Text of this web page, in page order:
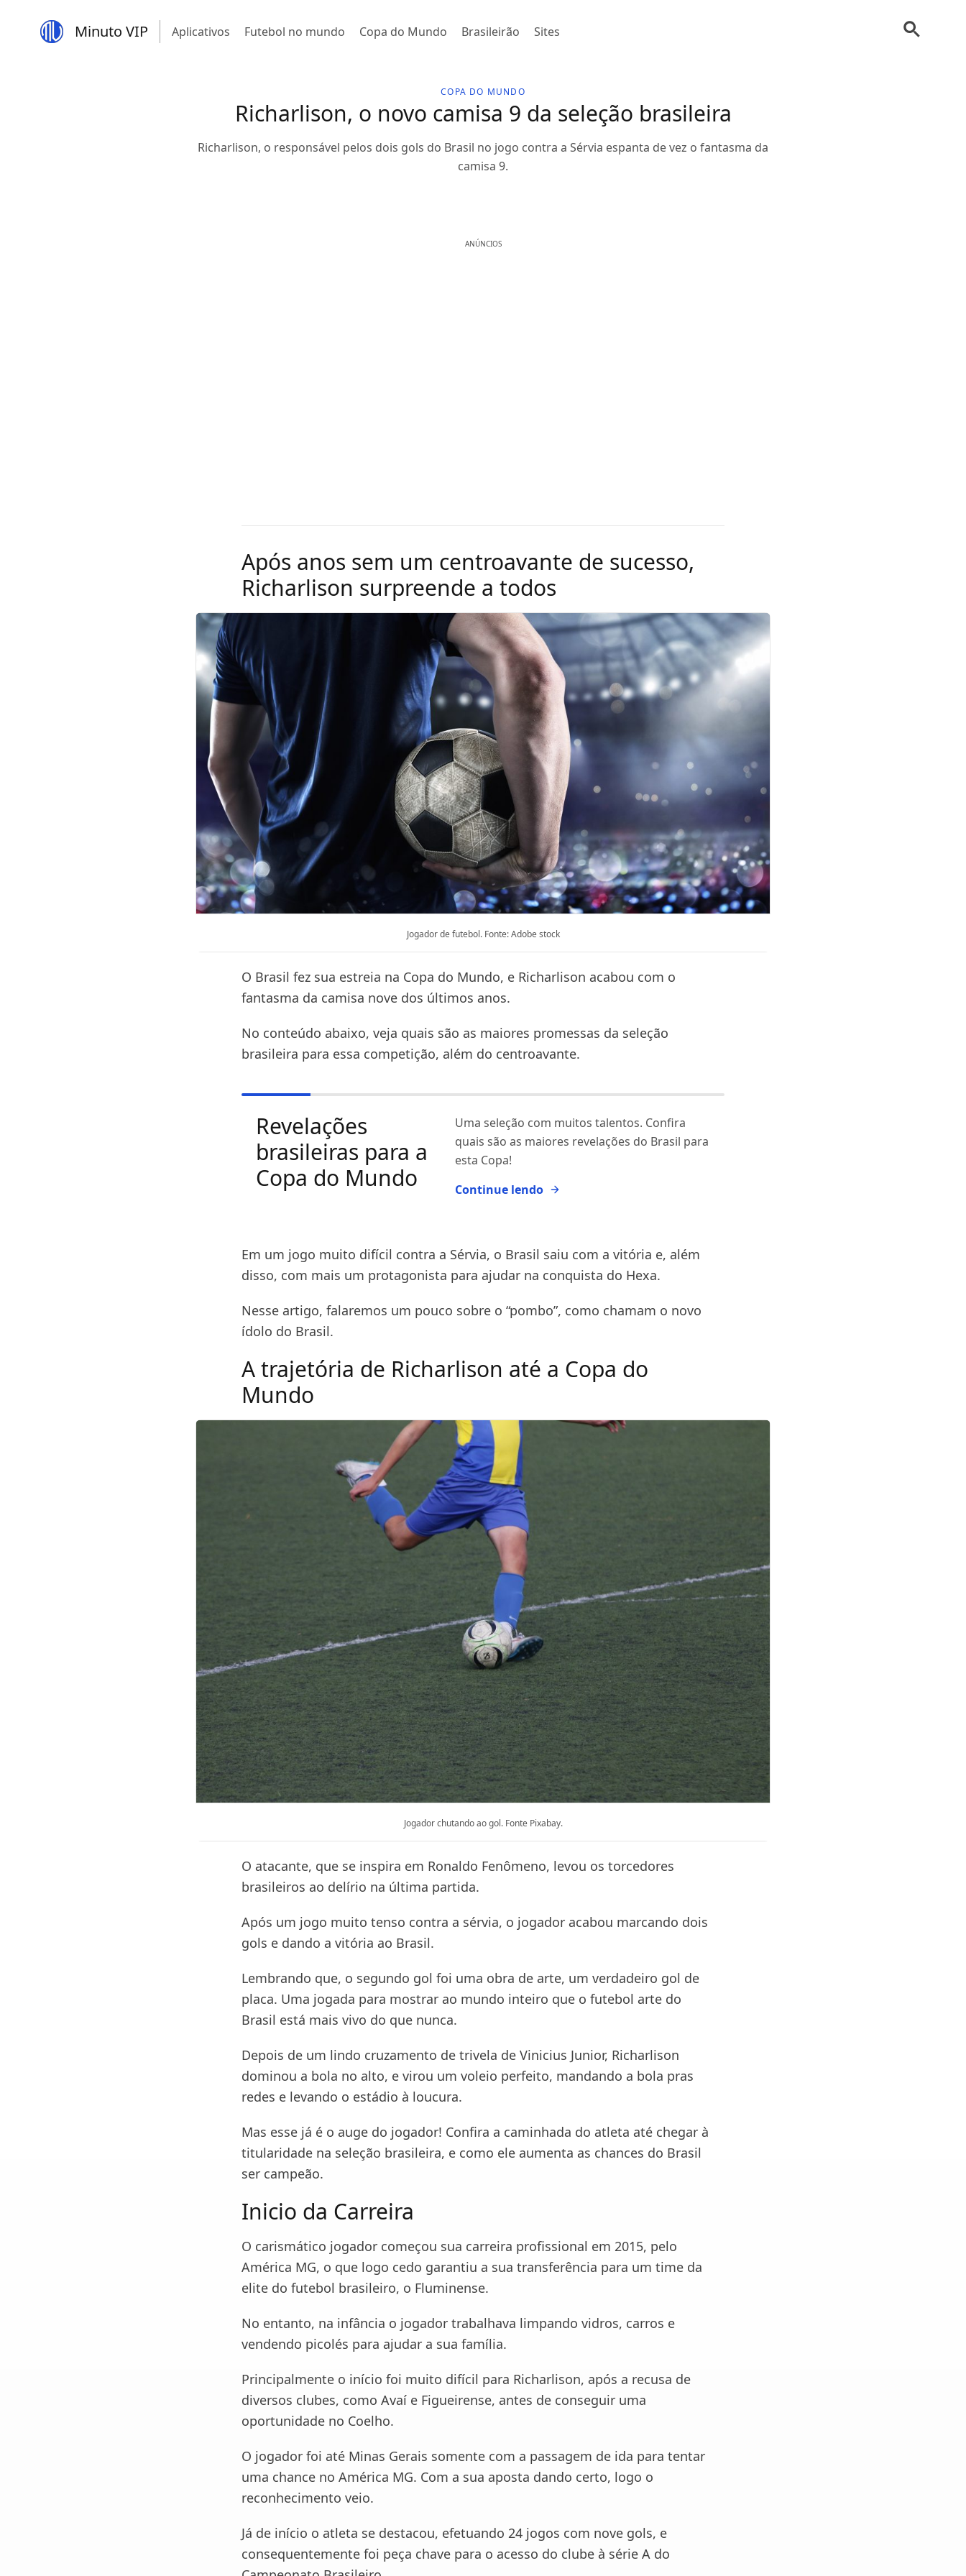
Minuto VIP Aplicativos Futebol no mundo Copa do Mundo Brasileirão Sites
COPA DO MUNDO
Richarlison, o novo camisa 9 da seleção brasileira
Richarlison, o responsável pelos dois gols do Brasil no jogo contra a Sérvia espanta de vez o fantasma da
camisa 9.
ANÚNCIOS
Após anos sem um centroavante de sucesso,
Richarlison surpreende a todos
Jogador de futebol. Fonte: Adobe stock
O Brasil fez sua estreia na Copa do Mundo, e Richarlison acabou com o
fantasma da camisa nove dos últimos anos.
No conteúdo abaixo, veja quais são as maiores promessas da seleção
brasileira para essa competição, além do centroavante.
Revelações
brasileiras para a
Copa do Mundo
Uma seleção com muitos talentos. Confira
quais são as maiores revelações do Brasil para
esta Copa!
Continue lendo
Em um jogo muito difícil contra a Sérvia, o Brasil saiu com a vitória e, além
disso, com mais um protagonista para ajudar na conquista do Hexa.
Nesse artigo, falaremos um pouco sobre o “pombo”, como chamam o novo
ídolo do Brasil.
A trajetória de Richarlison até a Copa do
Mundo
Jogador chutando ao gol. Fonte Pixabay.
O atacante, que se inspira em Ronaldo Fenômeno, levou os torcedores
brasileiros ao delírio na última partida.
Após um jogo muito tenso contra a sérvia, o jogador acabou marcando dois
gols e dando a vitória ao Brasil.
Lembrando que, o segundo gol foi uma obra de arte, um verdadeiro gol de
placa. Uma jogada para mostrar ao mundo inteiro que o futebol arte do
Brasil está mais vivo do que nunca.
Depois de um lindo cruzamento de trivela de Vinicius Junior, Richarlison
dominou a bola no alto, e virou um voleio perfeito, mandando a bola pras
redes e levando o estádio à loucura.
Mas esse já é o auge do jogador! Confira a caminhada do atleta até chegar à
titularidade na seleção brasileira, e como ele aumenta as chances do Brasil
ser campeão.
Inicio da Carreira
O carismático jogador começou sua carreira profissional em 2015, pelo
América MG, o que logo cedo garantiu a sua transferência para um time da
elite do futebol brasileiro, o Fluminense.
No entanto, na infância o jogador trabalhava limpando vidros, carros e
vendendo picolés para ajudar a sua família.
Principalmente o início foi muito difícil para Richarlison, após a recusa de
diversos clubes, como Avaí e Figueirense, antes de conseguir uma
oportunidade no Coelho.
O jogador foi até Minas Gerais somente com a passagem de ida para tentar
uma chance no América MG. Com a sua aposta dando certo, logo o
reconhecimento veio.
Já de início o atleta se destacou, efetuando 24 jogos com nove gols, e
consequentemente foi peça chave para o acesso do clube à série A do